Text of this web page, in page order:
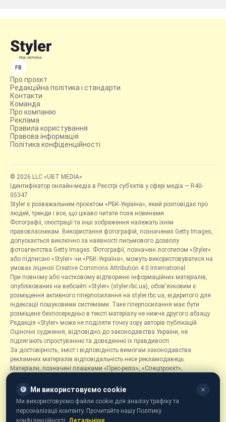
FB
Про проєкт
Редакційна політика і стандарти
Контакти
Команда
Про компанію
Реклама
Правила користування
Правова інформація
Політика конфіденційності
© 2026 LLC «UBT MEDIA»
Ідентифікатор онлайн-медіа в Реєстрі суб’єктів у сфері медіа — R40-
05347
Styler є розважальним проєктом «РБК-Україна», який розповідає про
людей, тренди і все, що цікаво читати поза новинами.
Фотографії, ілюстрації та інші зображення належать їхнім
правовласникам. Використання фотографій, позначених Getty Images,
допускається виключно за наявності письмового дозволу
фотоагентства Getty Images. Фотографії, позначені логотипом «Styler»
або підписані «Styler» чи «РБК-Україна», можуть використовуватися на
умовах ліцензії Creative Commons Attribution 4.0 International.
При повному або частковому відтворенні інформаційних матеріалів,
опублікованих на вебсайті «Styler» (styler.rbc.ua), обов'язковим є
розміщення активного гіперпосилання на styler.rbc.ua, відкритого для
індексації пошуковими системами. Таке гіперпосилання має бути
розміщене безпосередньо в тексті матеріалу не нижче другого абзацу.
Редакція «Styler» може не поділяти точку зору авторів публікацій.
Оціночні судження, відповідно до законодавства України, не
підлягають спростуванню та доведенню їх правдивості.
За достовірність, зміст і відповідність вимогам законодавства
рекламних матеріалів відповідальність несе рекламодавець.
Матеріали, позначені плашками «Прес-реліз», «Спецпроєкт»,
розміщуються на правах реклами.
Рубрика «Новини компаній» є інформаційним форматом, що містить
новини, повідомлення та оголошення, пов'язані з діяльністю
компаній, і ґрунтується на інформації, наданій відповідними
🍪 Ми використовуємо cookie ✕
Ми використовуємо файли cookie для аналізу трафіку та
персоналізації контенту. Прочитайте нашу Політику
конфіденційності. Детальніше